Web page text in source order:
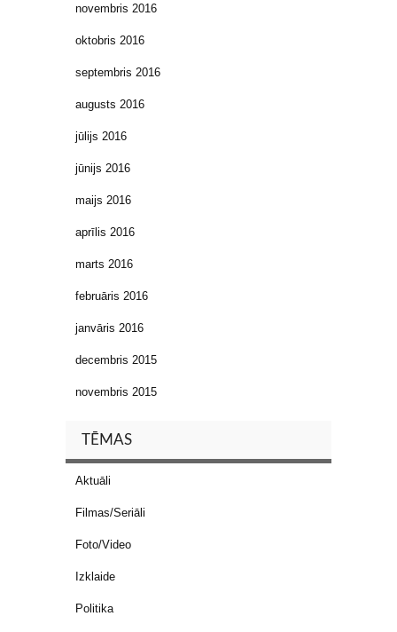
novembris 2016
oktobris 2016
septembris 2016
augusts 2016
jūlijs 2016
jūnijs 2016
maijs 2016
aprīlis 2016
marts 2016
februāris 2016
janvāris 2016
decembris 2015
novembris 2015
TĒMAS
Aktuāli
Filmas/Seriāli
Foto/Video
Izklaide
Politika